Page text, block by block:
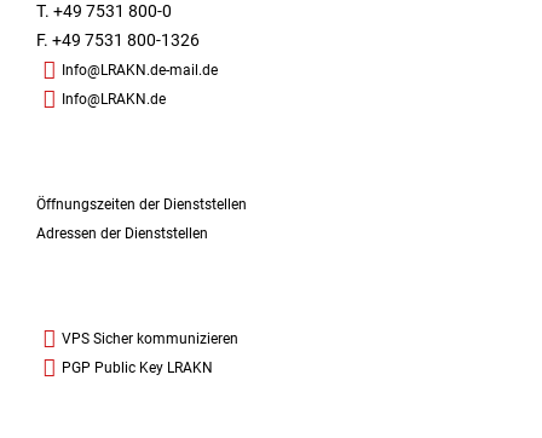
T. +49 7531 800-0
F. +49 7531 800-1326
Info@LRAKN.de-mail.de
Info@LRAKN.de
Öffnungszeiten der Dienststellen
Adressen der Dienststellen
VPS Sicher kommunizieren
PGP Public Key LRAKN